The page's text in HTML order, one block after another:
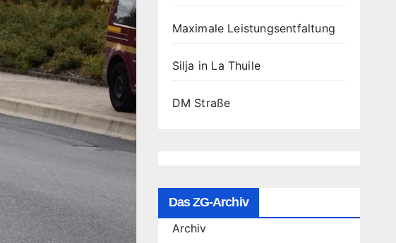
Maximale Leistungsentfaltung
Silja in La Thuile
DM Straße
Das ZG-Archiv
Archiv